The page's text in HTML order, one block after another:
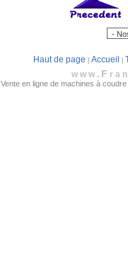
Haut de page Accueil
www. F
Vente en ligne de machines à